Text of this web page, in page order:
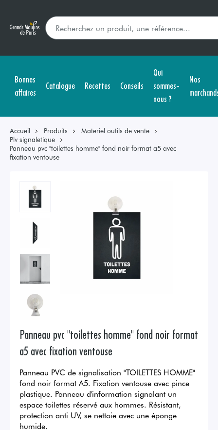
Bonnes
affaires
Catalogue Recettes Conseils
Qui
sommes-
nous ?
Nos
Accueil Produits
Materiel outils de vente
Plv signaletique
Panneau pvc "toilettes homme" fond noir format a5 avec
fixation ventouse
Panneau pvc "toilettes homme" fond noir format
a5 avec fixation ventouse
Panneau PVC de signalisation "TOILETTES HOMME"
fond noir format A5. Fixation ventouse avec pince
plastique. Panneau d'information signalant un
espace toilettes réservé aux hommes. Résistant,
protection anti UV, se nettoie avec une éponge
humide.